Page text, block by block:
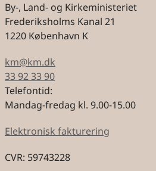
By-, Land- og Kirkeministeriet
Frederiksholms Kanal 21
1220 København K
km@km.dk
33 92 33 90
Telefontid:
Mandag-fredag kl. 9.00-15.00
Elektronisk fakturering
CVR: 59743228